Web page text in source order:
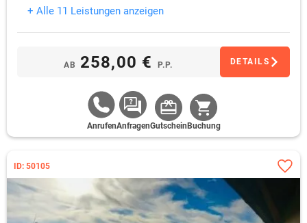
+ Alle 11 Leistungen anzeigen
AB 258,00 € P.P. DETAILS
AnrufenAnfragenGutschein Buchung
ID: 50105